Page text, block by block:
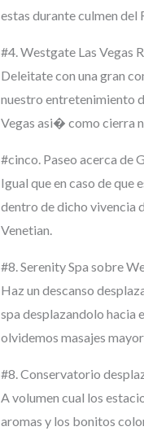
estas durante culmen del
#4. Westgate Las Vegas
Deleitate con una gran
nuestro entretenimiento
Vegas asi� como cierra
#cinco. Paseo acerca de
Igual que en caso de
dentro de dicho vivencia
Venetian.
#8. Serenity Spa sobre
Haz un descanso
spa desplazandolo hacia
olvidemos masajes
#8. Conservatorio
A volumen cual los
aromas y los bonitos